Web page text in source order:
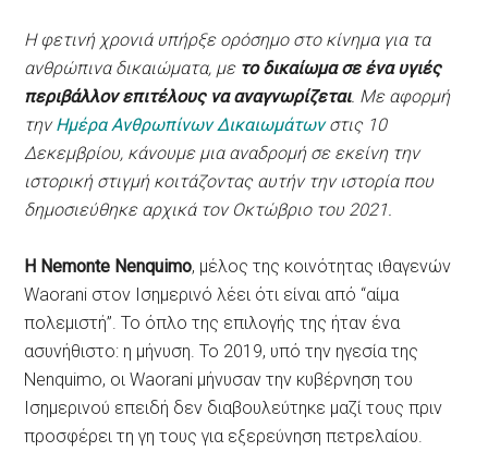
Η φετινή χρονιά υπήρξε ορόσημο στο κίνημα για τα
ανθρώπινα δικαιώματα, με το δικαίωμα σε ένα υγιές
περιβάλλον επιτέλους να αναγνωρίζεται. Με αφορμή
τηνΗμέρα Ανθρωπίνων Δικαιωμάτωνστις 10
Δεκεμβρίου, κάνουμε μια αναδρομή σε εκείνη την
ιστορική στιγμή κοιτάζοντας αυτήν την ιστορία που
δημοσιεύθηκε αρχικά τον Οκτώβριο του 2021.
Η Nemonte Nenquimo, μέλος της κοινότητας ιθαγενών
Waorani στον Ισημερινό λέει ότι είναι από “αίμα
πολεμιστή”. Το όπλο της επιλογής της ήταν ένα
ασυνήθιστο: η μήνυση. Το 2019, υπό την ηγεσία της
Nenquimo, οι Waorani μήνυσαν την κυβέρνηση του
Ισημερινού επειδή δεν διαβουλεύτηκε μαζί τους πριν
προσφέρει τη γη τους για εξερεύνηση πετρελαίου.